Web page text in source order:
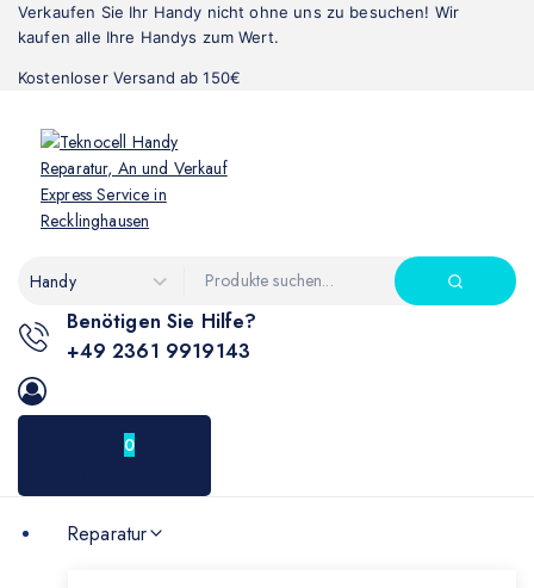
Verkaufen Sie Ihr Handy nicht ohne uns zu besuchen! Wir
kaufen alle Ihre Handys zum Wert.
Kostenloser Versand ab 150€
Benötigen Sie Hilfe?
+49 2361 9919143
0
Reparatur